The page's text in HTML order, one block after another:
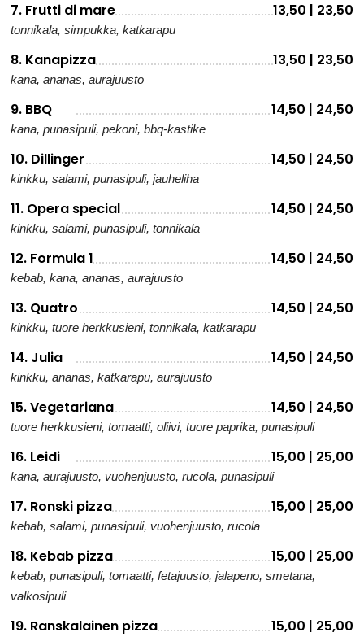
7. Frutti di mare 13,50 | 23,50
tonnikala, simpukka, katkarapu
8. Kanapizza 13,50 | 23,50
kana, ananas, aurajuusto
9. BBQ 14,50 | 24,50
kana, punasipuli, pekoni, bbq-kastike
10. Dillinger 14,50 | 24,50
kinkku, salami, punasipuli, jauheliha
11. Opera special 14,50 | 24,50
kinkku, salami, punasipuli, tonnikala
12. Formula 1 14,50 | 24,50
kebab, kana, ananas, aurajuusto
13. Quatro 14,50 | 24,50
kinkku, tuore herkkusieni, tonnikala, katkarapu
14. Julia 14,50 | 24,50
kinkku, ananas, katkarapu, aurajuusto
15. Vegetariana 14,50 | 24,50
tuore herkkusieni, tomaatti, oliivi, tuore paprika, punasipuli
16. Leidi 15,00 | 25,00
kana, aurajuusto, vuohenjuusto, rucola, punasipuli
17. Ronski pizza 15,00 | 25,00
kebab, salami, punasipuli, vuohenjuusto, rucola
18. Kebab pizza 15,00 | 25,00
kebab, punasipuli, tomaatti, fetajuusto, jalapeno, smetana,
valkosipuli
19. Ranskalainen pizza 15,00 | 25,00